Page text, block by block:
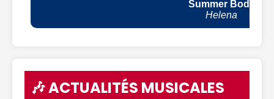
Summer Body
Helena
🎶 ACTUALITÉS MUSICALES